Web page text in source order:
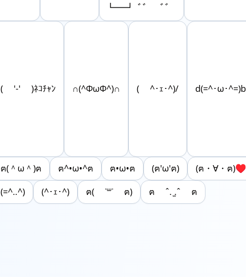
┗━┛ ﾞﾞ　 ﾞﾞ
( '-' )ﾈｺﾁｬﾝ ∩(^ΦωΦ^)∩ ( ^･ｪ･^)/ d(=^･ω･^=)b
ฅ(＾ω＾)ฅ ฅ^•ω•^ฅ ฅ•ω•ฅ (ฅ'ω'ฅ) (ฅ・∀・ฅ)♥
(=^‥^) (^･ｪ･^) ฅ( ˙꒳​˙ ฅ) ฅ ˆ. ̫.ˆ ฅ